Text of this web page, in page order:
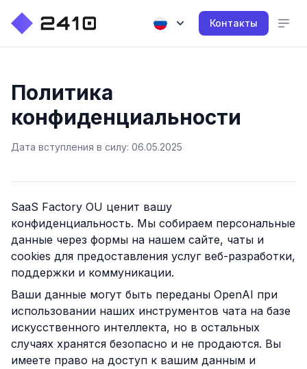
Контакты
Политика
конфиденциальности
Дата вступления в силу: 06.05.2025
SaaS Factory OU ценит вашу
конфиденциальность. Мы собираем персональные
данные через формы на нашем сайте, чаты и
cookies для предоставления услуг веб-разработки,
поддержки и коммуникации.
Ваши данные могут быть переданы OpenAI при
использовании наших инструментов чата на базе
искусственного интеллекта, но в остальных
случаях хранятся безопасно и не продаются. Вы
имеете право на доступ к вашим данным и